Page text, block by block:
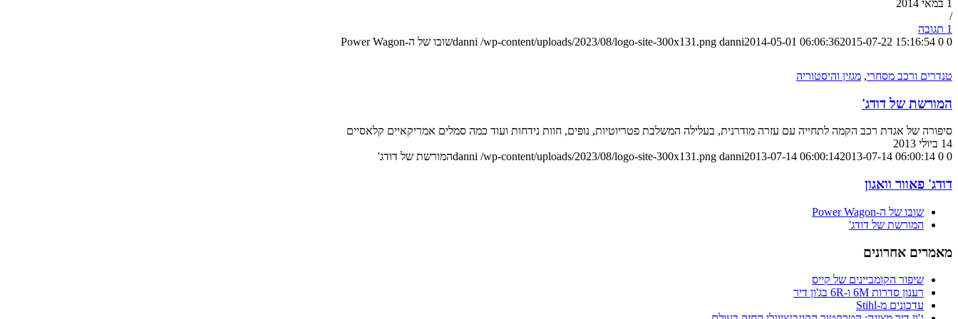
1 במאי 2014
/
1 תגובה
0
0
danni /wp-content/uploads/2023/08/logo-site-300x131.png danni2014-05-01 06:06:362015-07-22 15:16:54 שובו של ה-Power Wagon
טנדרים ורכב מסחרי, מגזין והיסטוריה
המורשת של דודג'
סיפורה של אגדת רכב הקמה לתחייה עם עזרה מודרנית, בעלילה המשלבת פטריוטיות, נופים, חוות נידחות ועוד כמה סמלים אמריקאיים קלאסיים
14 ביולי 2013
0
0
danni /wp-content/uploads/2023/08/logo-site-300x131.png danni2013-07-14 06:00:142013-07-14 06:00:14 המורשת של דודג'
דודג' פאוור וואגון
שובו של ה-Power Wagon
המורשת של דודג'
מאמרים אחרונים
שיפור הקומביינים של קייס
רענון סדרות 6M ו-6R בג'ון דיר
עדכונים מ-Stihl